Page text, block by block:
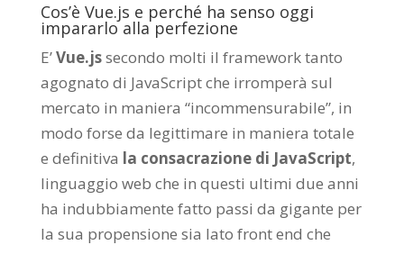
Cos’è Vue.js e perché ha senso oggi
impararlo alla perfezione
E’Vue.jssecondo molti il framework tanto
agognato di JavaScript che irromperà sul
mercato in maniera “incommensurabile”, in
modo forse da legittimare in maniera totale
e definitiva la consacrazione di JavaScript,
linguaggio web che in questi ultimi due anni
ha indubbiamente fatto passi da gigante per
la sua propensione sia lato front end che